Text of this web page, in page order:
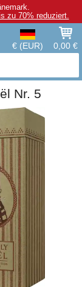
zu 70% reduziert.
€ (EUR) 0,00 €
Nr. 5